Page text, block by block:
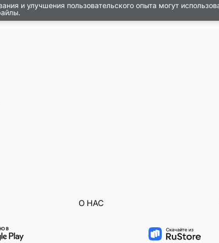
и улучшения пользовательского опыта могут
О НАС